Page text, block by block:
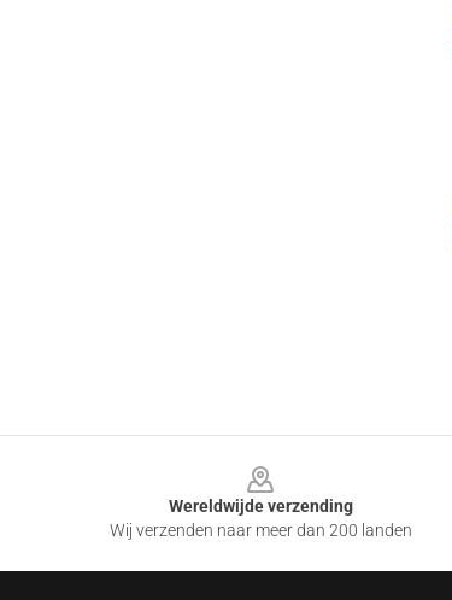
Wereldwijde verzending
Wij verzenden naar meer dan 200 landen